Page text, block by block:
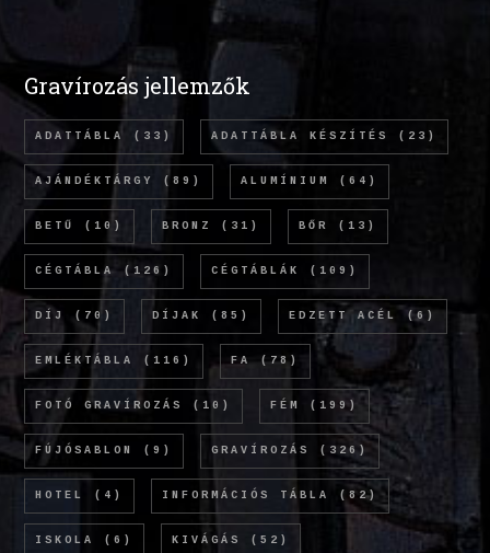
Gravírozás jellemzők
ADATTÁBLA (33) ADATTÁBLA KÉSZÍTÉS (23)
AJÁNDÉKTÁRGY (89) ALUMÍNIUM (64)
BETŰ (10) BRONZ (31) BŐR (13)
CÉGTÁBLA (126) CÉGTÁBLÁK (109)
DÍJ (70) DÍJAK (85) EDZETT ACÉL (6)
EMLÉKTÁBLA (116) FA (78)
FOTÓ GRAVÍROZÁS (10) FÉM (199)
FÚJÓSABLON (9) GRAVÍROZÁS (326)
HOTEL (4) INFORMÁCIÓS TÁBLA (82)
ISKOLA (6) KIVÁGÁS (52)